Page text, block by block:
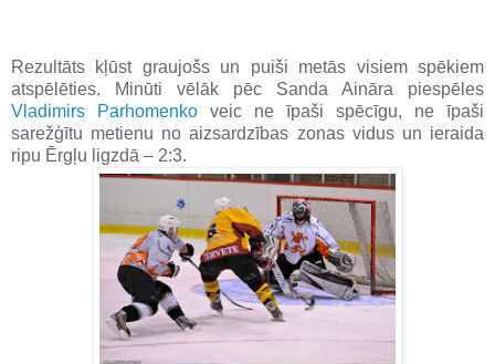
Rezultāts kļūst graujošs un puiši metās visiem spēkiem
atspēlēties. Minūti vēlāk pēc Sanda Aināra piespēles
Vladimirs Parhomenko veic ne īpaši spēcīgu, ne īpaši
sarežģītu metienu no aizsardzības zonas vidus un ieraida
ripu Ērgļu ligzdā – 2:3.